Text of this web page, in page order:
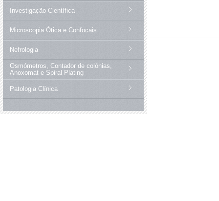
Investigação Científica
Microscopia Ótica e Confocais
Nefrologia
Osmómetros, Contador de colónias,
Anoxomat e Spiral Plating
Patologia Clínica